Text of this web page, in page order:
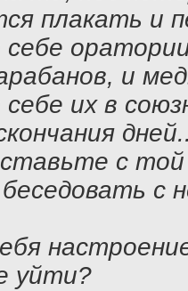
плакать и
и
их в
с той
с
уйти?